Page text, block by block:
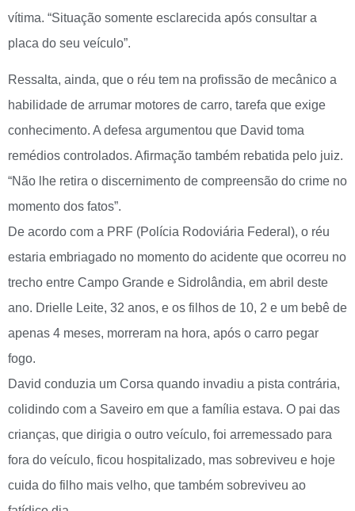
vítima. “Situação somente esclarecida após consultar a
placa do seu veículo”.
Ressalta, ainda, que o réu tem na profissão de mecânico a
habilidade de arrumar motores de carro, tarefa que exige
conhecimento. A defesa argumentou que David toma
remédios controlados. Afirmação também rebatida pelo juiz.
“Não lhe retira o discernimento de compreensão do crime no
momento dos fatos”.
De acordo com a PRF (Polícia Rodoviária Federal), o réu
estaria embriagado no momento do acidente que ocorreu no
trecho entre Campo Grande e Sidrolândia, em abril deste
ano. Drielle Leite, 32 anos, e os filhos de 10, 2 e um bebê de
apenas 4 meses, morreram na hora, após o carro pegar
fogo.
David conduzia um Corsa quando invadiu a pista contrária,
colidindo com a Saveiro em que a família estava. O pai das
crianças, que dirigia o outro veículo, foi arremessado para
fora do veículo, ficou hospitalizado, mas sobreviveu e hoje
cuida do filho mais velho, que também sobreviveu ao